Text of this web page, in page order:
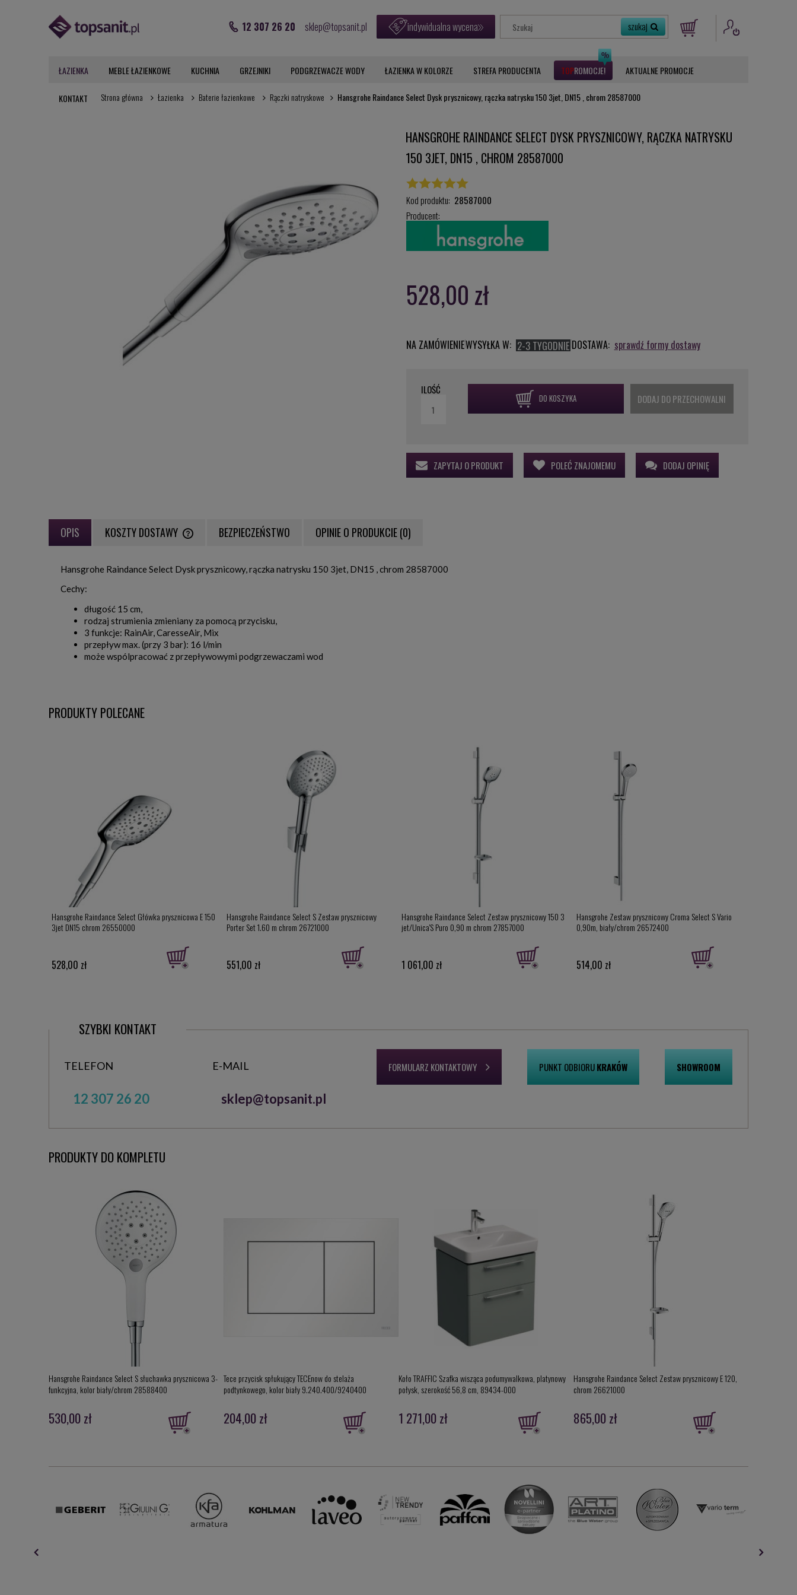
12 307 26 20 sklep@topsanit.pl indywidualna wycena
ŁAZIENKA MEBLE ŁAZIENKOWE KUCHNIA GRZEJNIKI PODGRZEWACZE WODY ŁAZIENKA W KOLORZE STREFA PRODUCENTA ROMOCJE AKTUALNE PROMOCJE
KONTAKT Strona główna Łazienka Baterie łazienkowe Rączki natryskowe Hansgrohe Raindance Select Dysk prysznicowy, rączka natrysku 150 3jet, DN15 , chrom 28587000
HANSGROHE RAINDANCE SELECT DYSK PRYSZNICOWY, RĄCZKA NATRYSKU
150 3JET, DN15 , CHROM 28587000
Kod produktu: 28587000
Producent:
528,00 zł
NA ZAMÓWIENIEWYSYŁKA W: 2-3 TYGODNIEDOSTAWA: sprawdź formy dostawy
ILOŚĆ
DO KOSZYKA DODAJ DO PRZECHOWALNI
ZAPYTAJ O PRODUKT POLEĆ ZNAJOMEMU DODAJ OPINIĘ
OPIS KOSZTY DOSTAWY
CENA NIE ZAWIERA EWENTUALNYCH KOSZTÓW
PŁATNOŚCI
BEZPIECZEŃSTWO OPINIE O PRODUKCIE (0)
Hansgrohe Raindance Select Dysk prysznicowy, rączka natrysku 150 3jet, DN15 , chrom 28587000
Cechy:
długość 15 cm,
rodzaj strumienia zmieniany za pomocą przycisku,
3 funkcje: RainAir, CaresseAir, Mix
przepływ max. (przy 3 bar): 16 l/min
może wspólpracować z przepływowymi podgrzewaczami wod
PRODUKTY POLECANE
Hansgrohe Raindance Select Główka prysznicowa E 150
3jet DN15 chrom 26550000
528,00 zł
Hansgrohe Raindance Select S Zestaw prysznicowy
Porter Set 1.60 m chrom 26721000
551,00 zł
Hansgrohe Raindance Select Zestaw prysznicowy 150 3
jet/Unica'S Puro 0,90 m chrom 27857000
1 061,00 zł
Hansgrohe Zestaw prysznicowy Croma Select S Vario
0,90m, biały/chrom 26572400
514,00 zł
SZYBKI KONTAKT
TELEFON
12 307 26 20
E-MAIL
sklep@topsanit.pl
FORMULARZ KONTAKTOWY PUNKT ODBIORUKRAKÓW SHOWROOM
PRODUKTY DO KOMPLETU
Hansgrohe Raindance Select S słuchawka prysznicowa 3-
funkcyjna, kolor biały/chrom 28588400
530,00 zł
Tece przycisk spłukujący TECEnow do stelaża
podtynkowego, kolor biały 9.240.400/9240400
204,00 zł
Koło TRAFFIC Szafka wisząca podumywalkowa, platynowy
połysk, szerokość 56,8 cm, 89434-000
1 271,00 zł
Hansgrohe Raindance Select Zestaw prysznicowy E 120,
chrom 26621000
865,00 zł